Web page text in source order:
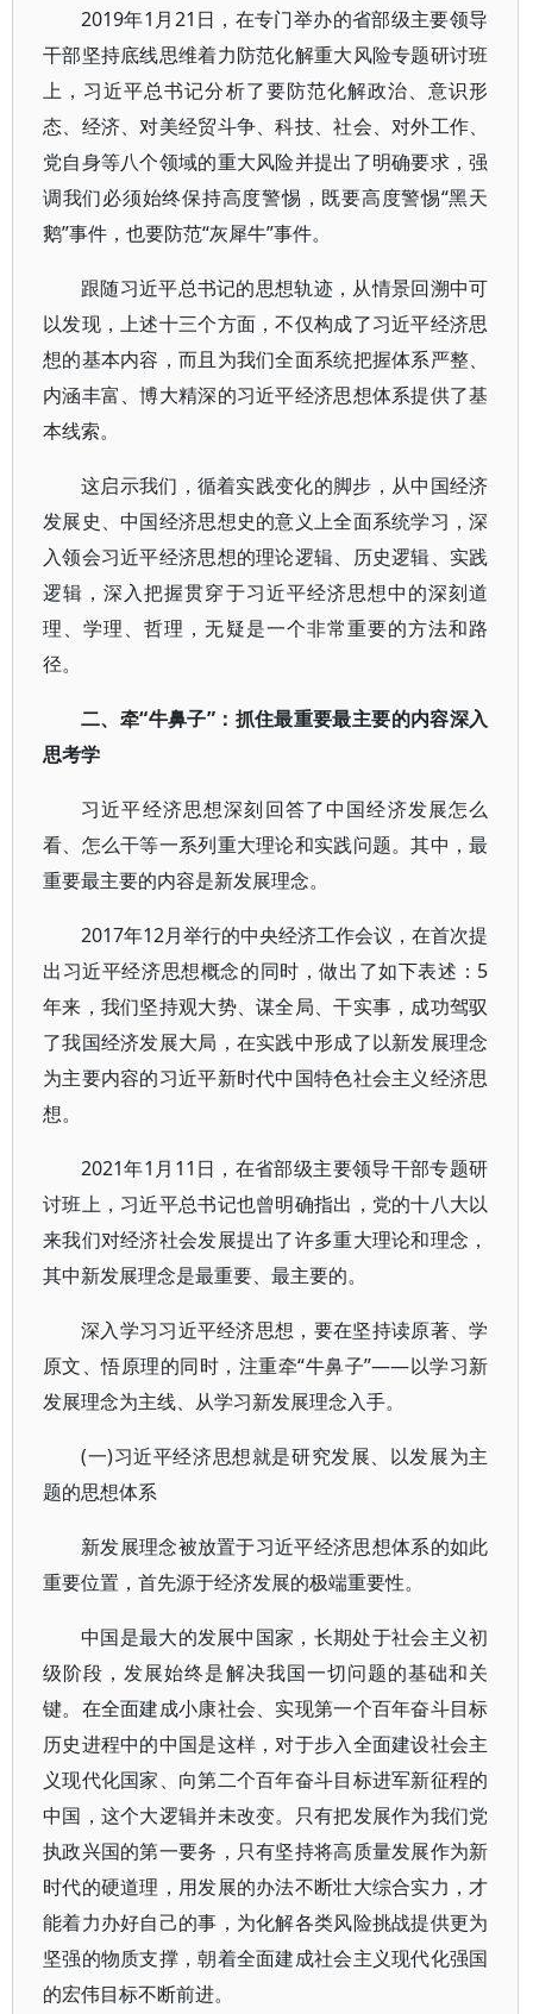
2019年1月21日，在专门举办的省部级主要领导
干部坚持底线思维着力防范化解重大风险专题研讨班
上，习近平总书记分析了要防范化解政治、意识形
态、经济、对美经贸斗争、科技、社会、对外工作、
党自身等八个领域的重大风险并提出了明确要求，强
调我们必须始终保持高度警惕，既要高度警惕“黑天
鹅”事件，也要防范“灰犀牛”事件。
跟随习近平总书记的思想轨迹，从情景回溯中可
以发现，上述十三个方面，不仅构成了习近平经济思
想的基本内容，而且为我们全面系统把握体系严整、
内涵丰富、博大精深的习近平经济思想体系提供了基
本线索。
这启示我们，循着实践变化的脚步，从中国经济
发展史、中国经济思想史的意义上全面系统学习，深
入领会习近平经济思想的理论逻辑、历史逻辑、实践
逻辑，深入把握贯穿于习近平经济思想中的深刻道
理、学理、哲理，无疑是一个非常重要的方法和路
径。
二、牵“牛鼻子”：抓住最重要最主要的内容深入
思考学
习近平经济思想深刻回答了中国经济发展怎么
看、怎么干等一系列重大理论和实践问题。其中，最
重要最主要的内容是新发展理念。
2017年12月举行的中央经济工作会议，在首次提
出习近平经济思想概念的同时，做出了如下表述：5
年来，我们坚持观大势、谋全局、干实事，成功驾驭
了我国经济发展大局，在实践中形成了以新发展理念
为主要内容的习近平新时代中国特色社会主义经济思
想。
2021年1月11日，在省部级主要领导干部专题研
讨班上，习近平总书记也曾明确指出，党的十八大以
来我们对经济社会发展提出了许多重大理论和理念，
其中新发展理念是最重要、最主要的。
深入学习习近平经济思想，要在坚持读原著、学
原文、悟原理的同时，注重牵“牛鼻子”——以学习新
发展理念为主线、从学习新发展理念入手。
(一)习近平经济思想就是研究发展、以发展为主
题的思想体系
新发展理念被放置于习近平经济思想体系的如此
重要位置，首先源于经济发展的极端重要性。
中国是最大的发展中国家，长期处于社会主义初
级阶段，发展始终是解决我国一切问题的基础和关
键。在全面建成小康社会、实现第一个百年奋斗目标
历史进程中的中国是这样，对于步入全面建设社会主
义现代化国家、向第二个百年奋斗目标进军新征程的
中国，这个大逻辑并未改变。只有把发展作为我们党
执政兴国的第一要务，只有坚持将高质量发展作为新
时代的硬道理，用发展的办法不断壮大综合实力，才
能着力办好自己的事，为化解各类风险挑战提供更为
坚强的物质支撑，朝着全面建成社会主义现代化强国
的宏伟目标不断前进。